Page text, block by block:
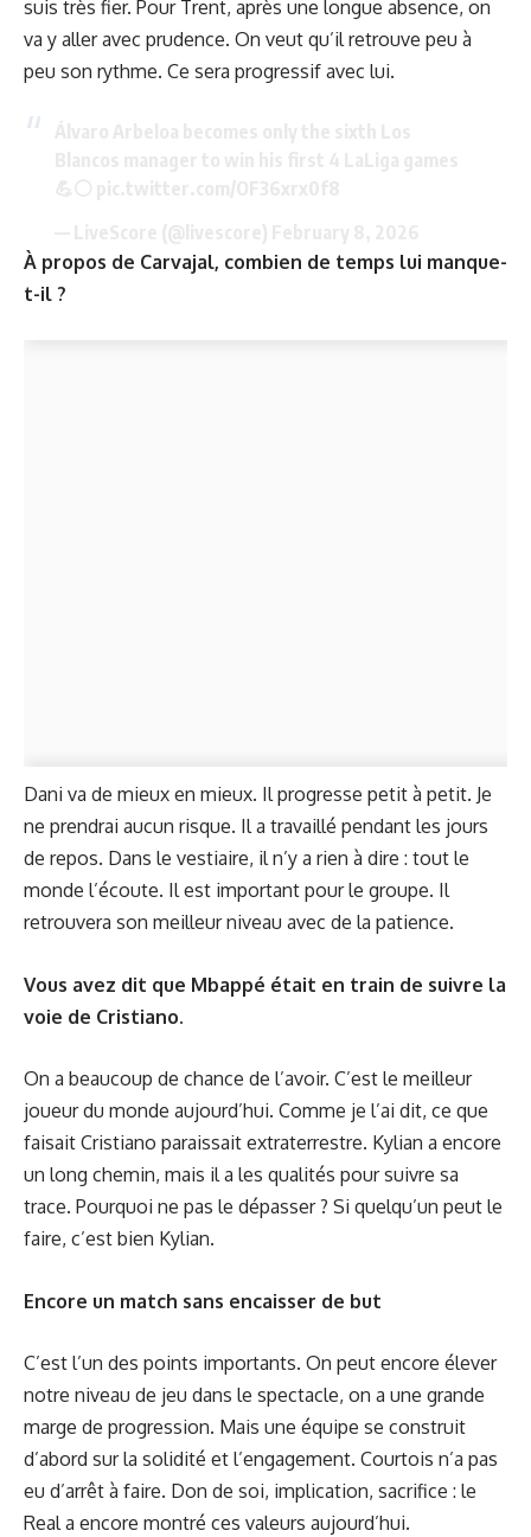
suis très fier. Pour Trent, après une longue absence, on
va y aller avec prudence. On veut qu’il retrouve peu à
peu son rythme. Ce sera progressif avec lui.
À propos de Carvajal, combien de temps lui manque-
t-il ?
Dani va de mieux en mieux. Il progresse petit à petit. Je
ne prendrai aucun risque. Il a travaillé pendant les jours
de repos. Dans le vestiaire, il n’y a rien à dire : tout le
monde l’écoute. Il est important pour le groupe. Il
retrouvera son meilleur niveau avec de la patience.
Vous avez dit que Mbappé était en train de suivre la
voie de Cristiano.
On a beaucoup de chance de l’avoir. C’est le meilleur
joueur du monde aujourd’hui. Comme je l’ai dit, ce que
faisait Cristiano paraissait extraterrestre. Kylian a encore
un long chemin, mais il a les qualités pour suivre sa
trace. Pourquoi ne pas le dépasser ? Si quelqu’un peut le
faire, c’est bien Kylian.
Encore un match sans encaisser de but
C’est l’un des points importants. On peut encore élever
notre niveau de jeu dans le spectacle, on a une grande
marge de progression. Mais une équipe se construit
d’abord sur la solidité et l’engagement. Courtois n’a pas
eu d’arrêt à faire. Don de soi, implication, sacrifice : le
Real a encore montré ces valeurs aujourd’hui.